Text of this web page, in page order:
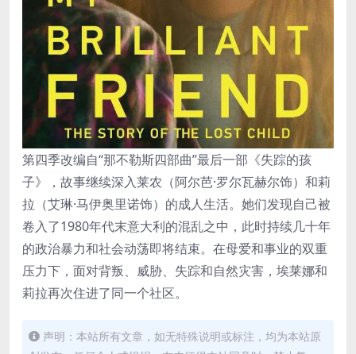
第四季改编自“那不勒斯四部曲”最后一部《失踪的孩
子》，故事继续深入莱农（阿尔芭·罗尔瓦赫尔饰）和莉
拉（艾琳·马伊奥里诺饰）的成人生活。她们发现自己被
卷入了1980年代末意大利的混乱之中，此时持续几十年
的政治暴力和社会动荡即将结束。在母爱和事业的双重
压力下，面对背叛、威胁、失踪和自然灾害，埃莱娜和
莉拉再次住进了同一个社区。
声明：本站所有文章，如无特殊说明或标注，均为本站原